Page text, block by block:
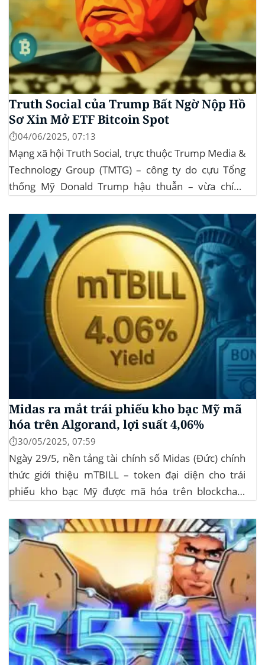
Truth Social của Trump Bất Ngờ Nộp Hồ
Sơ Xin Mở ETF Bitcoin Spot
⏱️04/06/2025, 07:13
Mạng xã hội Truth Social, trực thuộc Trump Media &
Technology Group (TMTG) – công ty do cựu Tổng
thống Mỹ Donald Trump hậu thuẫn – vừa chính
dịch Mỹ (SEC) để xin phê duyệt quỹ ETF Bitcoin...
Midas ra mắt trái phiếu kho bạc Mỹ mã
hóa trên Algorand, lợi suất 4,06%
⏱️30/05/2025, 07:59
Ngày 29/5, nền tảng tài chính số Midas (Đức) chính
thức giới thiệu mTBILL – token đại diện cho trái
phiếu kho bạc Mỹ được mã hóa trên blockchain
không yêu cầu mức đầu tư tối thiểu. mTBILL được
bảo chứng bằng...